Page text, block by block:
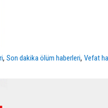
,Son dakika ölüm haberleri,Vefat